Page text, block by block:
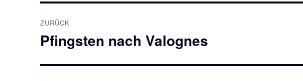
ZURÜCK
Vorheriger
Beitrag:
Pfingsten nach Valognes